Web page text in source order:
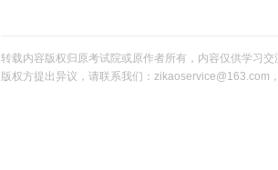
转载内容版权归原考试院或原作者所有，内容仅供学习
版权方提出异议，请联系我们：zikaoservice@163.com